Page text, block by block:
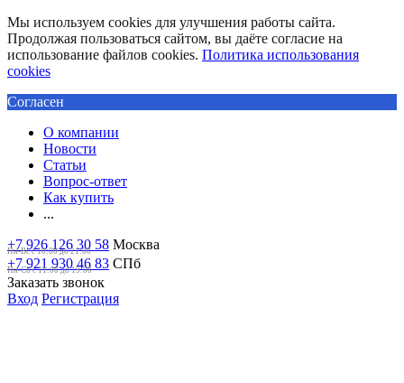
Мы используем cookies для улучшения работы сайта.
Продолжая пользоваться сайтом, вы даёте согласие на
использование файлов cookies. Политика использования
cookies
Согласен
О компании
Новости
Статьи
Вопрос-ответ
Как купить
...
+7 926 126 30 58 Москва
Пн-Вс с 10:00 до 21:00
+7 921 930 46 83 СПб
Пн-Сб c 11:00 до 19:00
Заказать звонок
Вход Регистрация